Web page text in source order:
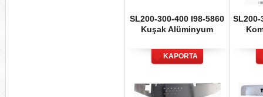
SL200-300-400 I98-5860
Kuşak Alüminyum
KAPORTA
SL200-